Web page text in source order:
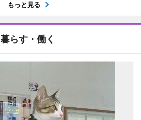
もっと見る
暮らす・働く